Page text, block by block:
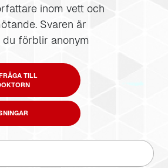
inom vett och
Svaren är
förblir anonym
TILL